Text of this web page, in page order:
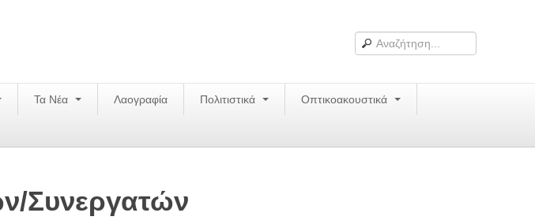
Τα Νέα Λαογραφία Πολιτιστικά Οπτικοακουστικά
Συνεργατών